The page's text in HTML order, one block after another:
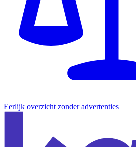
Eerlijk overzicht zonder advertenties